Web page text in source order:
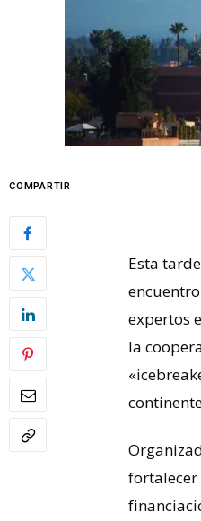
COMPARTIR
Esta
expertos
la
fortalecer